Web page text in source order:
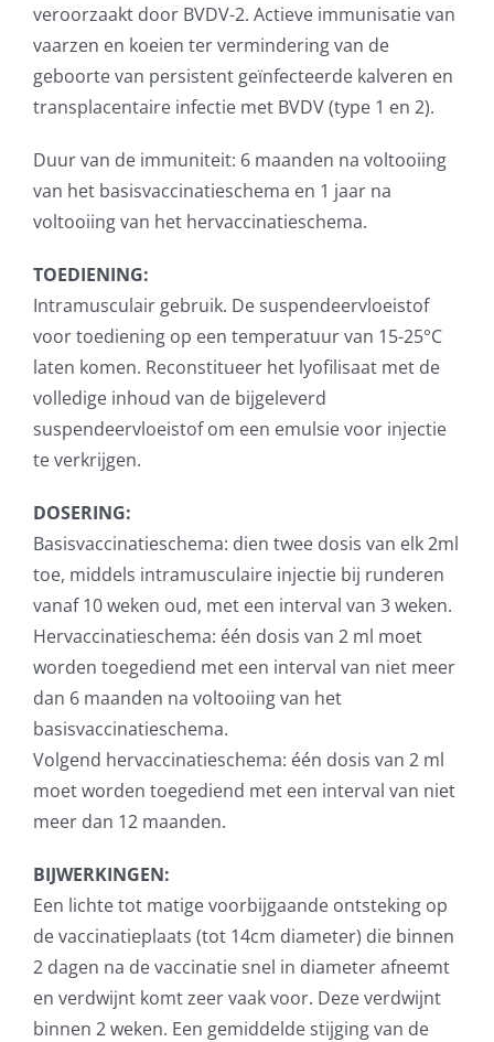
veroorzaakt door BVDV-2. Actieve immunisatie van
vaarzen en koeien ter vermindering van de
geboorte van persistent geïnfecteerde kalveren en
transplacentaire infectie met BVDV (type 1 en 2).
Duur van de immuniteit: 6 maanden na voltooiing
van het basisvaccinatieschema en 1 jaar na
voltooiing van het hervaccinatieschema.
TOEDIENING:
Intramusculair gebruik. De suspendeervloeistof
voor toediening op een temperatuur van 15-25°C
laten komen. Reconstitueer het lyofilisaat met de
volledige inhoud van de bijgeleverd
suspendeervloeistof om een emulsie voor injectie
te verkrijgen.
DOSERING:
Basisvaccinatieschema: dien twee dosis van elk 2ml
toe, middels intramusculaire injectie bij runderen
vanaf 10 weken oud, met een interval van 3 weken.
Hervaccinatieschema: één dosis van 2 ml moet
worden toegediend met een interval van niet meer
dan 6 maanden na voltooiing van het
basisvaccinatieschema.
Volgend hervaccinatieschema: één dosis van 2 ml
moet worden toegediend met een interval van niet
meer dan 12 maanden.
BIJWERKINGEN:
Een lichte tot matige voorbijgaande ontsteking op
de vaccinatieplaats (tot 14cm diameter) die binnen
2 dagen na de vaccinatie snel in diameter afneemt
en verdwijnt komt zeer vaak voor. Deze verdwijnt
binnen 2 weken. Een gemiddelde stijging van de